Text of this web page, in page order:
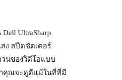
UltraSharp
ง สปีดชัตเตอร์
วนของวิดีโอแบบ
าคุณจะดูดีแม้ในที่ที่มี